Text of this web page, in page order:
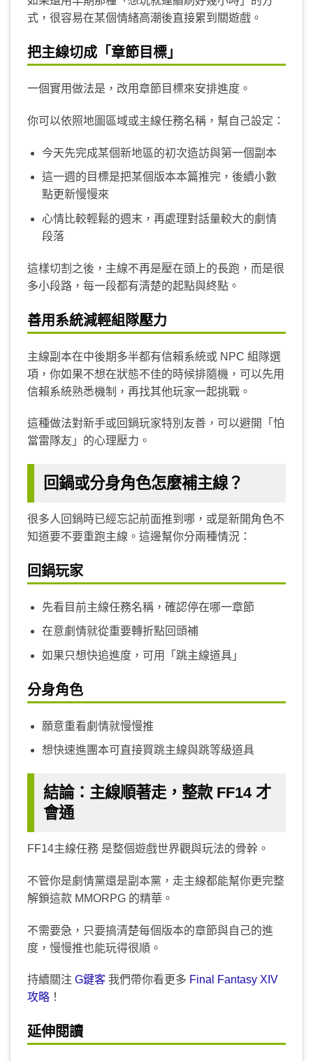
式，很容易在某個情緒高潮後直接累到關遊戲。
把主線切成「章節目標」
一個實用做法是，改用章節目標來安排進度。
你可以依照地圖區域或主線任務名稱，幫自己設定：
今天先完成某個新地區的初次造訪與第一個副本
這一週的目標是把某個版本本篇推完，後續小數
點更新慢慢來
心情比較輕鬆的週末，再處理對話量較大的劇情
段落
這樣切割之後，主線不再是壓在頭上的長跑，而是很
多小段路，每一段都有清楚的起點與終點。
善用系統減輕組隊壓力
主線副本在中後期多半都有信賴系統或 NPC 組隊選
項，你如果不想在狀態不佳的時候排隨機，可以先用
信賴系統熟悉機制，再找其他玩家一起挑戰。
這種做法對新手或回鍋玩家特別友善，可以避開「怕
當雷隊友」的心理壓力。
回鍋或分身角色怎麼補主線？
很多人回鍋時已經忘記前面推到哪，或是新開角色不
知道要不要重跑主線。這邊幫你分兩種情況：
回鍋玩家
先看目前主線任務名稱，確認停在哪一章節
在意劇情就從重要轉折點回頭補
如果只想快追進度，可用「跳主線道具」
分身角色
願意重看劇情就慢慢推
想快速進團本可直接買跳主線與跳等級道具
結論：主線順著走，整款 FF14 才
會通
FF14主線任務 是整個遊戲世界觀與玩法的骨幹。
不管你是劇情黨還是副本黨，走主線都能幫你更完整
解鎖這款 MMORPG 的精華。
不需要急，只要搞清楚每個版本的章節與自己的進
度，慢慢推也能玩得很順。
持續關注 G鍵客 我們帶你看更多 Final Fantasy XIV
攻略 ！
延伸閱讀